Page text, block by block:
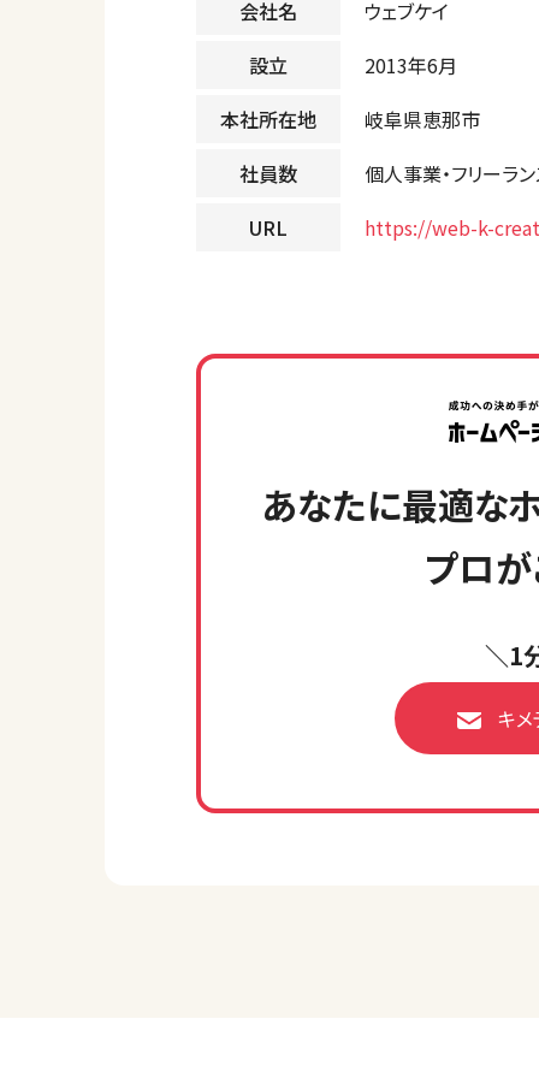
会社名
ウェブケイ
設立
2013年6月
本社所在地
岐阜県恵那市
社員数
個人事業・フリーラ
URL
https://web-k-
あなたに最適な
プロが
＼1
キ